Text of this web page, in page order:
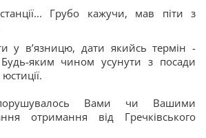
Грубо кажучи, мав піти з
у в’язницю, дати якийсь термін -
яким чином усунути з посади
Вами чи Вашими
отримання від Гречківського